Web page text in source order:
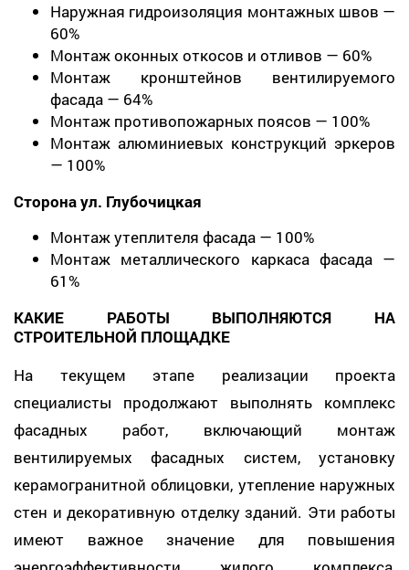
Наружная гидроизоляция монтажных швов —
60%
Монтаж оконных откосов и отливов — 60%
Монтаж кронштейнов вентилируемого
фасада — 64%
Монтаж противопожарных поясов — 100%
Монтаж алюминиевых конструкций эркеров
— 100%
Сторона ул. Глубочицкая
Монтаж утеплителя фасада — 100%
Монтаж металлического каркаса фасада —
61%
КАКИЕ РАБОТЫ ВЫПОЛНЯЮТСЯ НА
СТРОИТЕЛЬНОЙ ПЛОЩАДКЕ
На текущем этапе реализации проекта
специалисты продолжают выполнять комплекс
фасадных работ, включающий монтаж
вентилируемых фасадных систем, установку
керамогранитной облицовки, утепление наружных
стен и декоративную отделку зданий. Эти работы
имеют важное значение для повышения